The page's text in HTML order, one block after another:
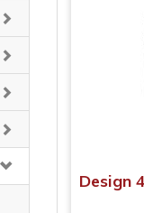
Design